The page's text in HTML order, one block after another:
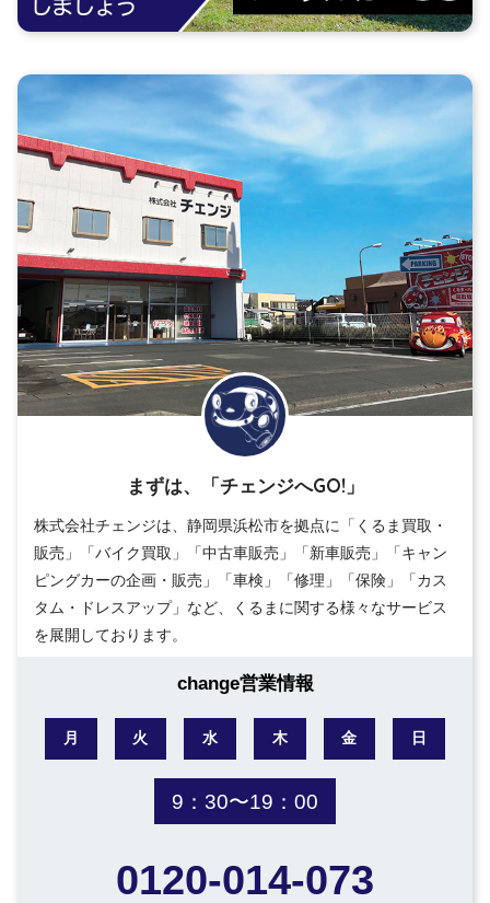
まずは、「チェンジへGO!」
株式会社チェンジは、静岡県浜松市を拠点に「くるま買取・
販売」「バイク買取」「中古車販売」「新車販売」「キャン
ピングカーの企画・販売」「車検」「修理」「保険」「カス
タム・ドレスアップ」など、くるまに関する様々なサービス
を展開しております。
change営業情報
月 火 水 木 金 日
9：30〜19：00
0120-014-073